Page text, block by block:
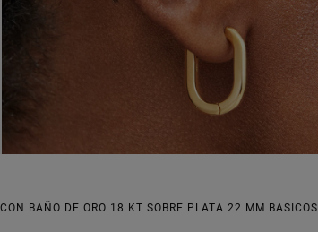
BAÑO DE ORO 18 KT SOBRE PLATA 22 MM BASICOS